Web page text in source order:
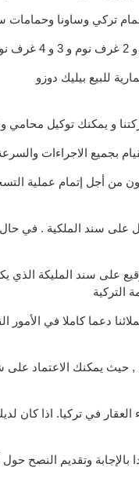
تركي وساونا
للبيع بيليك دوزو
و يمكنك توكيل محامي
بجميع الاجراءات والسرعة
من أجل إتمام عملية
على سند الملكية . في
على سند المليكة
التركية
دعما كاملا في الأمور
, حيث يمكنك الاعتماد
في تركيا. اذا كان
وتقديم النصح